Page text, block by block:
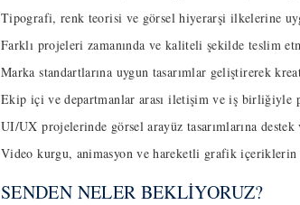
Tipografi, renk teorisi ve görsel hiyerarşi ilkelerine
Farklı projeleri zamanında ve kaliteli şekilde teslim
Marka standartlarına uygun tasarımlar geliştirerek
Ekip içi ve departmanlar arası iletişim ve iş birliğiyle
UI/UX projelerinde görsel arayüz tasarımlarına
Video kurgu, animasyon ve hareketli grafik içeriklerin
SENDEN NELER BEKLİYORUZ?